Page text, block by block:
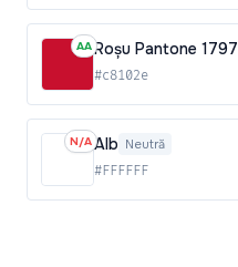
AARoșu Pantone 1797
#c8102e
N/AAlb Neutră
#FFFFFF